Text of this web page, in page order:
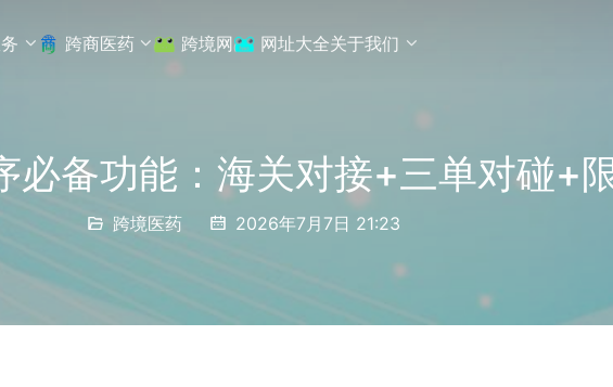
跨商医药 跨境网 网址大全关于我们
必备功能：海关对接+三单对碰+
跨境医药 2026年7月7日 21:23